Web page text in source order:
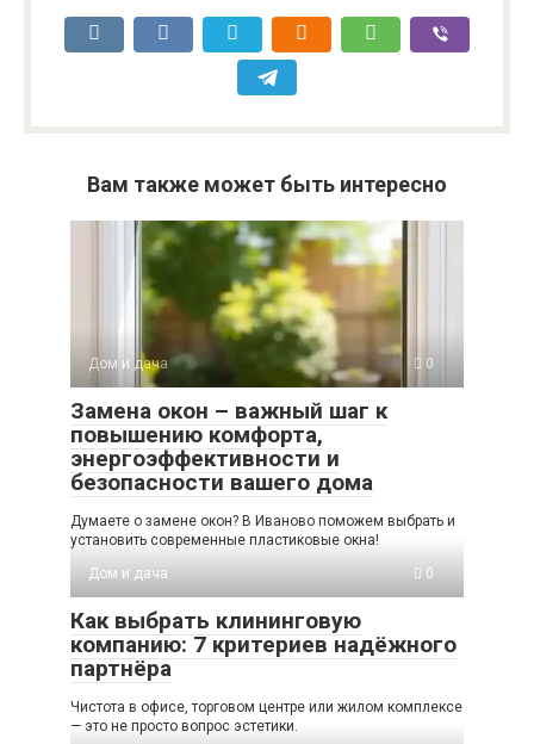
Вам также может быть интересно
Дом и дача 0
Замена окон – важный шаг к
повышению комфорта,
энергоэффективности и
безопасности вашего дома
Думаете о замене окон? В Иваново поможем выбрать и
установить современные пластиковые окна!
Дом и дача
0
Как выбрать клининговую
компанию: 7 критериев надёжного
партнёра
Чистота в офисе, торговом центре или жилом комплексе
— это не просто вопрос эстетики.